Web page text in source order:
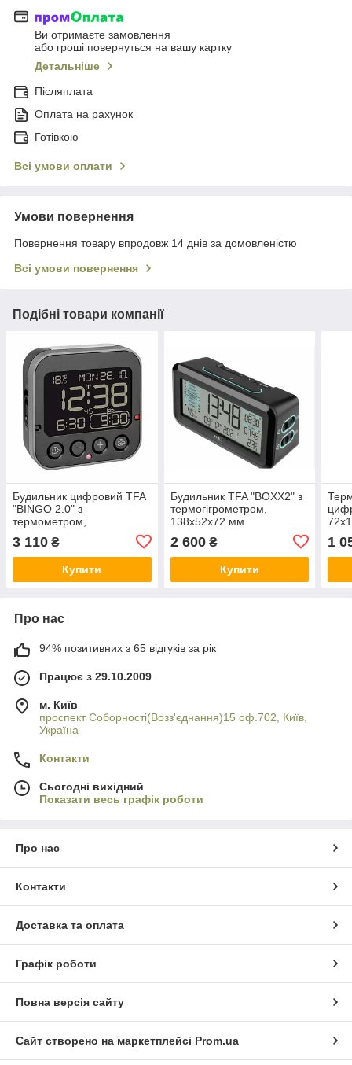
Ви отримаєте замовлення
або гроші повернуться на вашу картку
Детальніше
Післяплата
Оплата на рахунок
Готівкою
Всі умови оплати
Умови повернення
Повернення товару впродовж 14 днів за домовленістю
Всі умови повернення
Подібні товари компанії
Будильник цифровий TFA
"BINGO 2.0" з
термометром,
чорний, 95x41x96
мм60255201
3 110 ₴
Купити
Будильник TFA "BOXX2" з
термогігрометром,
138x52x72 мм
2 600₴
Купити
1
Про нас
94% позитивних з 65 відгуків за рік
Працює з 29.10.2009
м. Київ
проспект Соборності(Возз'єднання)15 оф.702, Київ,
Україна
Контакти
Сьогодні вихідний
Показати весь графік роботи
Про нас
Контакти
Доставка та оплата
Графік роботи
Повна версія сайту
Сайт створено на маркетплейсі Prom.ua